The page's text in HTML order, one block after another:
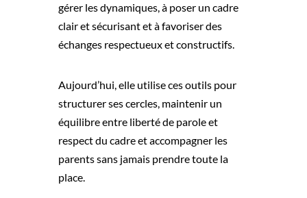
gérer les dynamiques, à poser un cadre
clair et sécurisant et à favoriser des
échanges respectueux et constructifs.
Aujourd’hui, elle utilise ces outils pour
structurer ses cercles, maintenir un
équilibre entre liberté de parole et
respect du cadre et accompagner les
parents sans jamais prendre toute la
place.